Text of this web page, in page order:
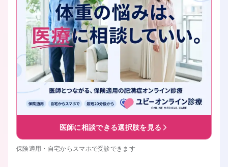
医師に相談できる選択肢を見る
保険適用・自宅からスマホで受診できます